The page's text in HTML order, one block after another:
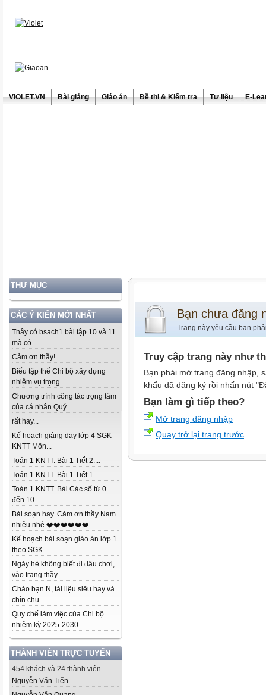
ViOLET.VN Bài giảng Giáo án Đề thi & Kiểm tra Tư liệu E-
THƯ MỤC
CÁC Ý KIẾN MỚI NHẤT
Thầy có bsach1 bài tập 10 và 11
mà có...
Cảm ơn thầy!...
Biểu tập thể Chi bộ xây dựng
nhiệm vụ trọng...
Chương trình công tác trọng tâm
của cá nhân Quý...
rất hay...
Kế hoạch giảng dạy lớp 4 SGK -
KNTT Môn...
Toán 1 KNTT. Bài 1 Tiết 2....
Toán 1 KNTT. Bài 1 Tiết 1....
Toán 1 KNTT. Bài Các số từ 0
đến 10...
Bài soạn hay. Cảm ơn thầy Nam
nhiều nhé ❤️❤️❤️❤️❤️❤️...
Kế hoạch bài soạn giáo án lớp 1
theo SGK...
Ngày hè không biết đi đâu chơi,
vào trang thầy...
Chào bạn N, tài liệu siêu hay và
chỉn chu...
Quy chế làm việc của Chi bộ
nhiệm kỳ 2025-2030...
THÀNH VIÊN TRỰC TUYẾN
454 khách và 24 thành viên
Nguyễn Văn Tiến
Bạn chưa đăng
Trang này yêu cầu bạn
Truy cập trang này như
Bạn phải mở trang đăng nhập,
khẩu đã đăng ký rồi nhấn nút
Bạn làm gì tiếp theo?
Mở trang đăng nhập
Quay trở lại trang trước